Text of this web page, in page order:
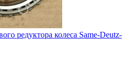
редуктора колеса Same-Deutz-